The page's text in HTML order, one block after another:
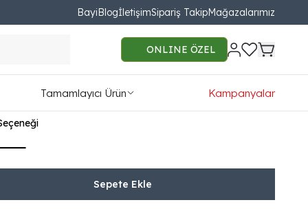
BayiBlogİletişimSipariş TakipMağazalarımız
ONLINE ÖZEL
Tamamlayıcı Ürün Kampanyalar
başlayan taksit seçenekleri
Sepete Ekle